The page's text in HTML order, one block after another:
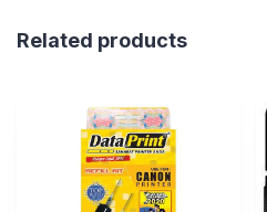
Related products